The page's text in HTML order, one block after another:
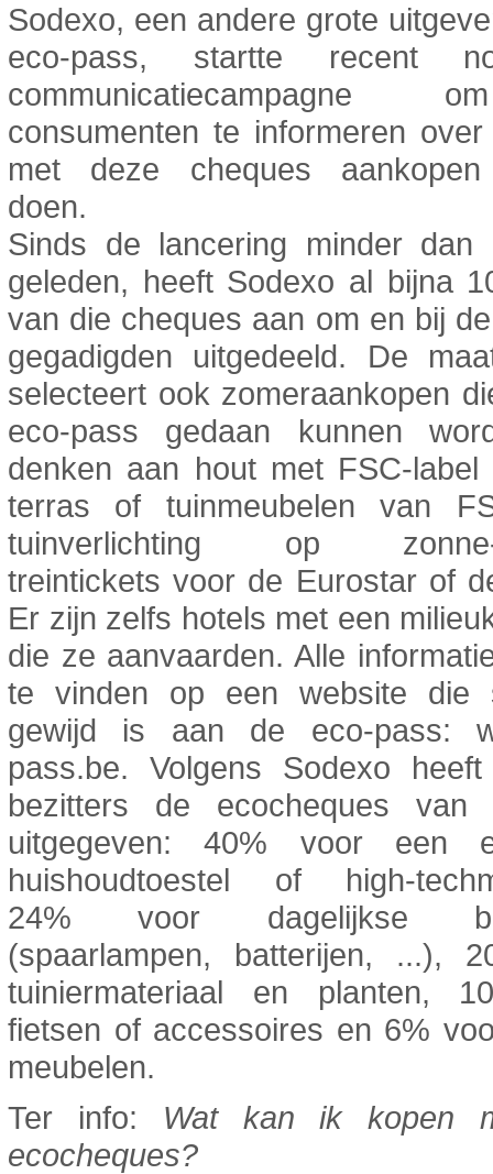
Sodexo, een andere grote
eco-pass, startte recent
communicatiecampagne
consumenten te informeren
met deze cheques
doen.
Sinds de lancering minder dan
geleden, heeft Sodexo al bijna
van die cheques aan om en bij
gegadigden uitgedeeld. De
selecteert ook zomeraankopen
eco-pass gedaan kunnen
denken aan hout met FSC-
terras of tuinmeubelen van
tuinverlichting op zonne-
treintickets voor de Eurostar of
Er zijn zelfs hotels met een
die ze aanvaarden. Alle
te vinden op een website die
gewijd is aan de eco-pass:
pass.be. Volgens Sodexo
bezitters de ecocheques van
uitgegeven: 40% voor een
huishoudtoestel of high-
24% voor dagelijkse
(spaarlampen, batterijen, ...),
tuiniermateriaal en planten,
fietsen of accessoires en 6%
meubelen.
Ter info: Wat kan ik kopen
ecocheques?